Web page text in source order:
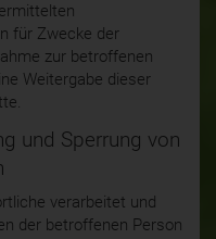
für Zwecke der
zur betroffenen
Weitergabe dieser
und Sperrung von
verarbeitet und
der betroffenen Person